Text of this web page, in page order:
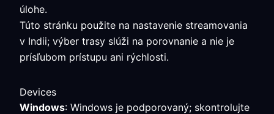
úlohe.
Túto stránku použite na nastavenie streamovania
v Indii; výber trasy slúži na porovnanie a nie je
prísľubom prístupu ani rýchlosti.
Devices
Windows: Windows je podporovaný; skontrolujte